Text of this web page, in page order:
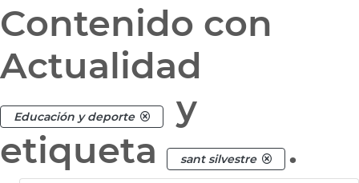
Contenido con
Actualidad
Educación y deporte
y
etiqueta
sant silvestre .